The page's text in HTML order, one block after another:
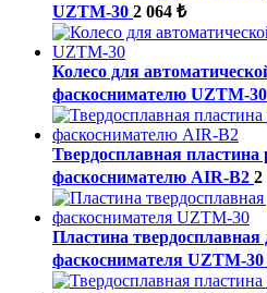
UZTM-30 2 064 ₺
Колесо для
фаскоснимателю UZTM-30
Твердосплавная пластина
фаскоснимателю AIR-B2 2
Пластина
фаскоснимателя UZTM-30